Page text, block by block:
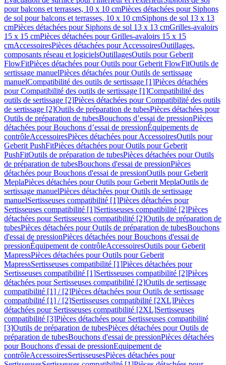
pour balcons et terrasses, 10 x 10 cmPièces détachées pour Siphons
de sol pour balcons et terrasses, 10 x 10 cmSiphons de sol 13 x 13
cmPièces détachées pour Siphons de sol 13 x 13 cmGrilles-avaloirs
15 x 15 cmPièces détachées pour Grilles-avaloirs 15 x 15
cmAccessoiresPièces détachées pour AccessoiresOutillages,
composants réseau et logicielsOutillagesOutils pour Geberit
FlowFitPièces détachées pour Outils pour Geberit FlowFitOutils de
sertissage manuelPièces détachées pour Outils de sertissage
manuelCompatibilité des outils de sertissage [1]Pièces détachées
pour Compatibilité des outils de sertissage [1]Compatibilité des
outils de sertissage [2]Pièces détachées pour Compatibilité des outils
de sertissage [2]Outils de préparation de tubesPièces détachées pour
Outils de préparation de tubesBouchons d’essai de pressionPièces
détachées pour Bouchons d’essai de pressionÉquipements de
contrôleAccessoiresPièces détachées pour AccessoiresOutils pour
Geberit PushFitPièces détachées pour Outils pour Geberit
PushFitOutils de préparation de tubesPièces détachées pour Outils
de préparation de tubesBouchons d'essai de pressionPièces
détachées pour Bouchons d'essai de pressionOutils pour Geberit
MeplaPièces détachées pour Outils pour Geberit MeplaOutils de
sertissage manuelPièces détachées pour Outils de sertissage
manuelSertisseuses compatibilité [1]Pièces détachées pour
Sertisseuses compatibilité [1]Sertisseuses compatibilité [2]Pièces
détachées pour Sertisseuses compatibilité [2]Outils de préparation de
tubesPièces détachées pour Outils de préparation de tubesBouchons
d'essai de pressionPièces détachées pour Bouchons d'essai de
pressionÉquipement de contrôleAccessoiresOutils pour Geberit
MapressPièces détachées pour Outils pour Geberit
MapressSertisseuses compatibilité [1]Pièces détachées pour
Sertisseuses compatibilité [1]Sertisseuses compatibilité [2]Pièces
détachées pour Sertisseuses compatibilité [2]Outils de sertissage
compatibilité [1] / [2]Pièces détachées pour Outils de sertissage
compatibilité [1] / [2]Sertisseuses compatibilité [2XL]Pièces
détachées pour Sertisseuses compatibilité [2XL]Sertisseuses
compatibilité [3]Pièces détachées pour Sertisseuses compatibilité
[3]Outils de préparation de tubesPièces détachées pour Outils de
préparation de tubesBouchons d'essai de pressionPièces détachées
pour Bouchons d'essai de pressionEquipement de
contrôleAccessoiresSertisseusesPièces détachées pour